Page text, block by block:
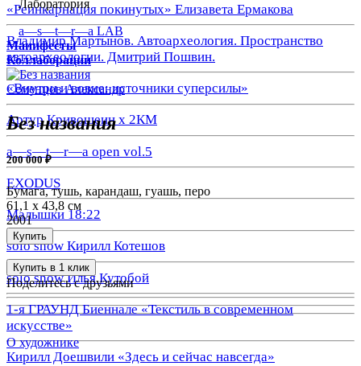
«Реинкарнация покинутых» Елизавета Ермакова
Владимир Мартынов. Автоархеология. Пространство
автоархеологии. Дмитрий Пошвин.
«Внутри и вовне: источники суперсилы»
Артур Кривошеин х 2КМ
a—s—t—r—a open vol.5
EXODUS
Малышки 18:22
solo show Кирилл Котешов
solo show Илья Кутобой
1-я ГРАУНД Биеннале «Текстиль в современном
искусстве»
Кирилл Доешвили «Здесь и сейчас навсегда»
Лаборатория
a—s—t—r—a LAB
Манифесты
Коллаборации
Семенцов Александр
Без названия
200 000 ₽
Бумага, тушь, карандаш, гуашь, перо
61,1 х 43,8 см
2001
Купить
Купить в 1 клик
Поделитесь с друзьями
О художнике